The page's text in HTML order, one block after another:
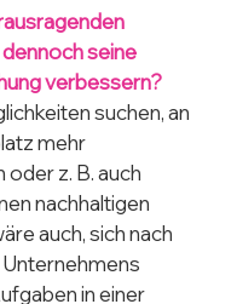
seine
verbessern?
suchen, an
mehr
z. B. auch
nachhaltigen
auch, sich nach
in einer